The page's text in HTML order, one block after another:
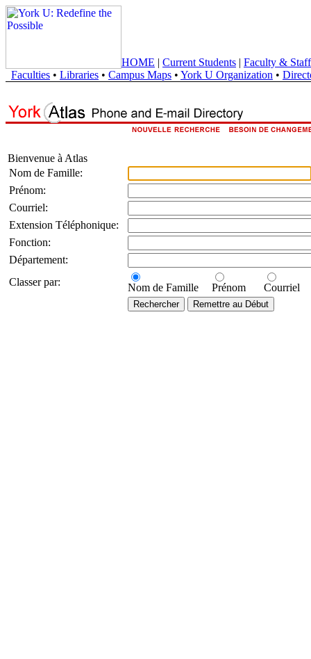
HOME | Current Students | Faculty & Staff
Faculties • Libraries • Campus Maps • York U Organization •
Bienvenue à Atlas
Nom de Famille:
Prénom:
Courriel:
Extension Téléphonique:
Fonction:
Département:
Classer par:
Nom de Famille Prénom Courriel